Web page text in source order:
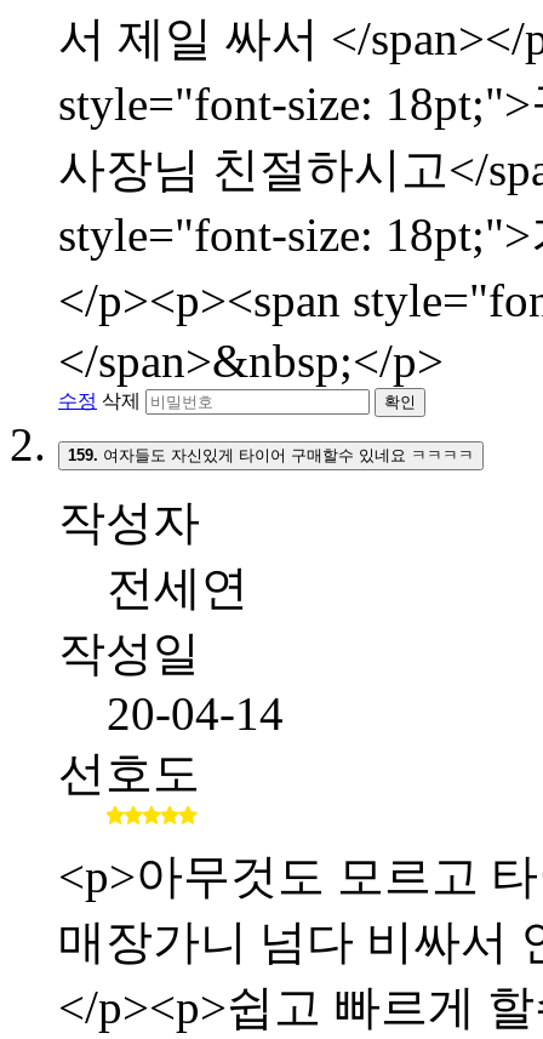
서 제일 싸서 </span></
style="font-size:
사장님 친절하시고</
style="font-size:
</p><p><span
</span>&nbsp;</p>
수정 삭제 확인
159. 여자들도 자신있게 타이어 구매할수 있네요 ㅋㅋㅋㅋ
작성자
전세연
작성일
20-04-14
선호도
<p>아무것도 모르고
매장가니 넘다 비싸서
</p><p>쉽고 빠르게